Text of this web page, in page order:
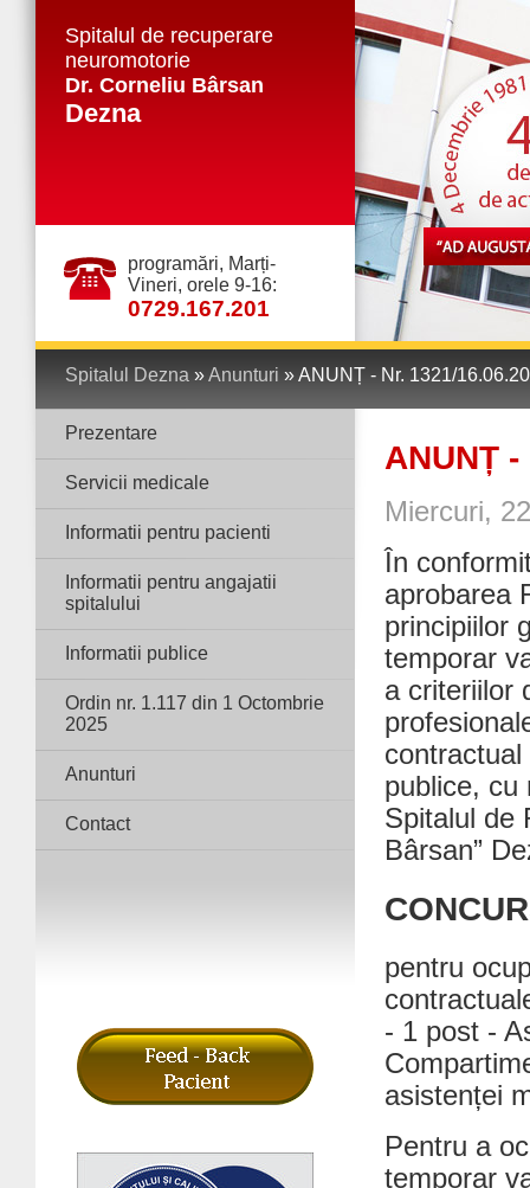
Spitalul de recuperare
neuromotorie
Dr. Corneliu Bârsan
Dezna
programări, Marți-
Vineri, orele 9-16:
0729.167.201
Spitalul Dezna »Anunturi » ANUNȚ - Nr. 1321/
Prezentare
Servicii medicale
Informatii pentru pacienti
Informatii pentru angajatii
spitalului
Informatii publice
Ordin nr. 1.117 din 1 Octombrie
2025
Anunturi
Contact
ANUNȚ
Miercuri,
În
aprobarea
principiilor
temporar
a criteriilor
publice, cu
Spitalul de
Bârsan”
pentru
- 1 post -
asistenței
Pentru a
temporar